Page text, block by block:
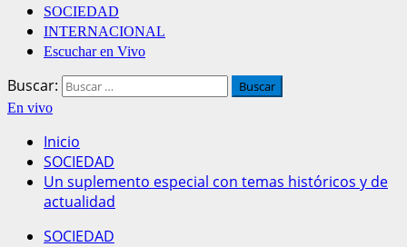
SOCIEDAD
INTERNACIONAL
Escuchar en Vivo
Buscar:
En vivo
Inicio
SOCIEDAD
Un suplemento especial con temas históricos y de
actualidad
SOCIEDAD